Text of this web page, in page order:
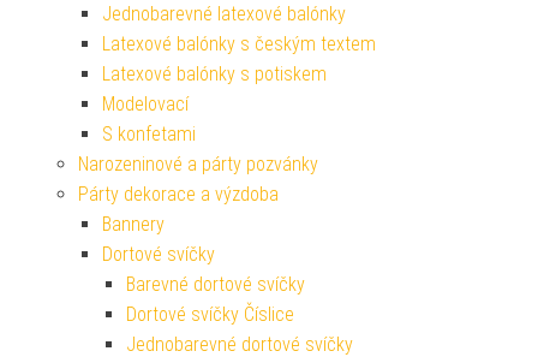
Jednobarevné latexové balónky
Latexové balónky s českým textem
Latexové balónky s potiskem
Modelovací
S konfetami
Narozeninové a párty pozvánky
Párty dekorace a výzdoba
Bannery
Dortové svíčky
Barevné dortové svíčky
Dortové svíčky Číslice
Jednobarevné dortové svíčky